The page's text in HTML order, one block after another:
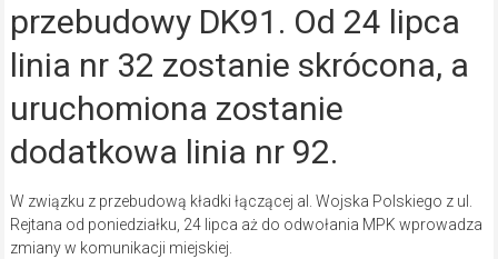
przebudowy DK91. Od 24 lipca
linia nr 32 zostanie skrócona, a
uruchomiona zostanie
dodatkowa linia nr 92.
W związku z przebudową kładki łączącej al. Wojska Polskiego z ul.
Rejtana od poniedziałku, 24 lipca aż do odwołania MPK wprowadza
zmiany w komunikacji miejskiej.